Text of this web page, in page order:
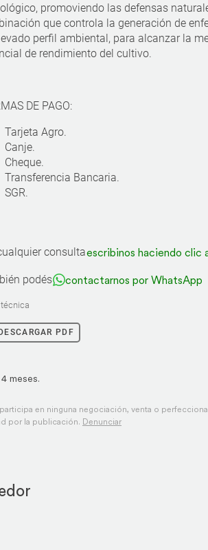
promoviendo las defensas
que controla la generación de
perfil ambiental, para alcanzar la
de rendimiento del cultivo.
DE PAGO:
Tarjeta Agro.
Canje.
Cheque.
Transferencia Bancaria.
SGR.
consultaescribinos haciendo clic
podés contactarnos por WhatsApp
DESCARGAR PDF
meses.
en ninguna negociación, venta o
por la publicación. Denunciar